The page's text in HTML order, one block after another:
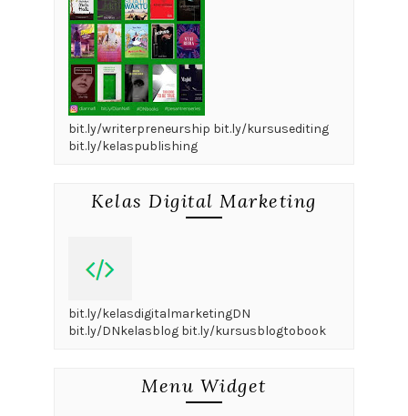
bit.ly/writerpreneurship bit.ly/kursusediting
bit.ly/kelaspublishing
Kelas Digital Marketing
bit.ly/kelasdigitalmarketingDN
bit.ly/DNkelasblog bit.ly/kursusblogtobook
Menu Widget